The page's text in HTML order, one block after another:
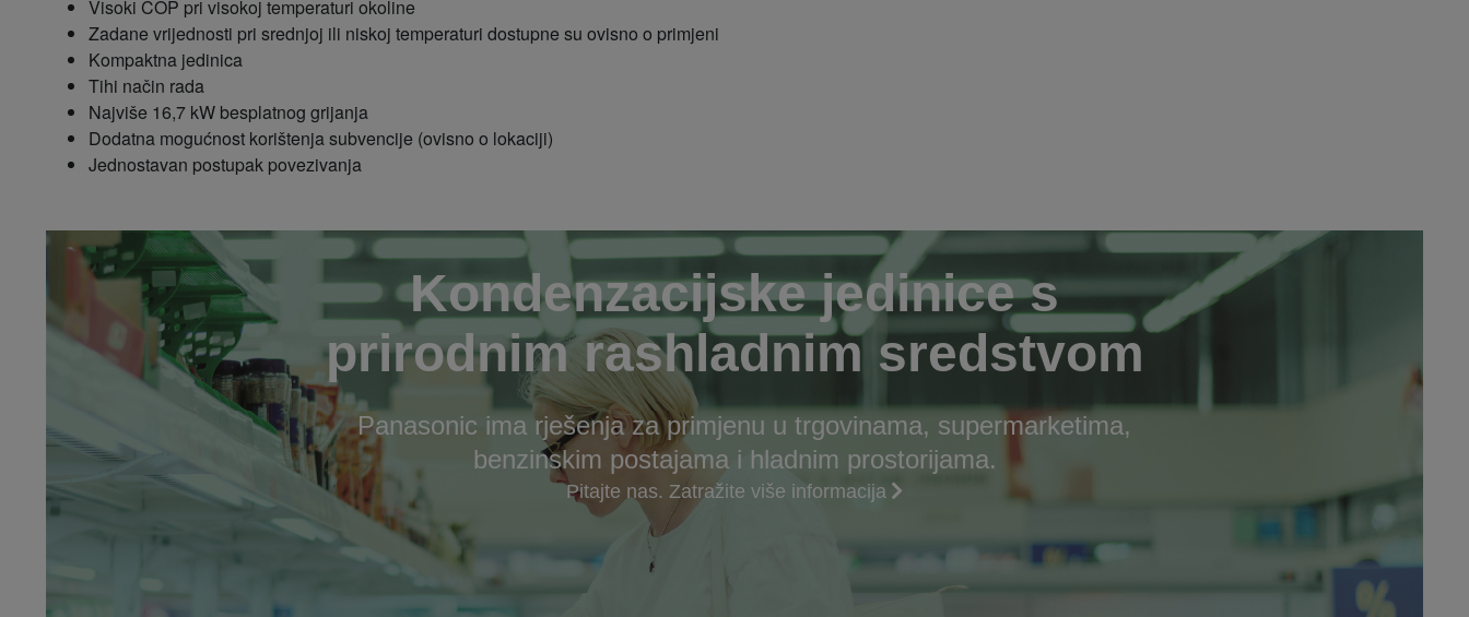
Visoki COP pri visokoj temperaturi okoline
Zadane vrijednosti pri srednjoj ili niskoj temperaturi dostupne su ovisno o primjeni
Kompaktna jedinica
Tihi način rada
Najviše 16,7 kW besplatnog grijanja
Dodatna mogućnost korištenja subvencije (ovisno o lokaciji)
Jednostavan postupak povezivanja
Kondenzacijske jedinice s
prirodnim rashladnim sredstvom
Panasonic ima rješenja za primjenu u trgovinama, supermarketima,
benzinskim postajama i hladnim prostorijama.
Pitajte nas. Zatražite više informacija